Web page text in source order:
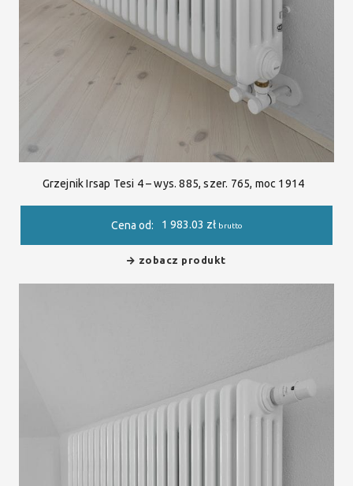
Grzejnik Irsap Tesi 4 – wys. 885, szer. 765, moc 1914
Cena od: 1 983.03 zł brutto
zobacz produkt